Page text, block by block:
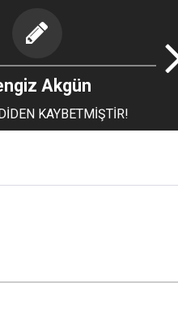
Akgün
KAYBETMİŞTİR!